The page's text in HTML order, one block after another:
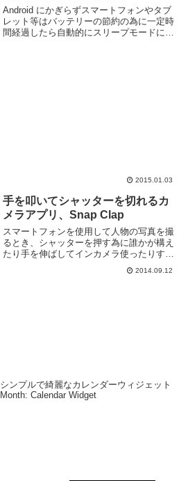
Android にかぎらずスマートフォンやタブ
レット等はバッテリーの節約の為に一定時
間経過したら自動的にスリープモードに入
2015.01.03
手を叩いてシャッターを切れるカ
メラアプリ、Snap Clap
スマートフォンを使用して人物の写真を撮
るとき、シャッターを押す為に誰かが構え
たり手を伸ばしてインカメラ使ったりする
と思う。それを回避する為には普通セルフ
タイマーを使用するのだけど、離れてても
2014.09.12
シンプルで綺麗なカレンダーウィジェット
Month: Calendar Widget